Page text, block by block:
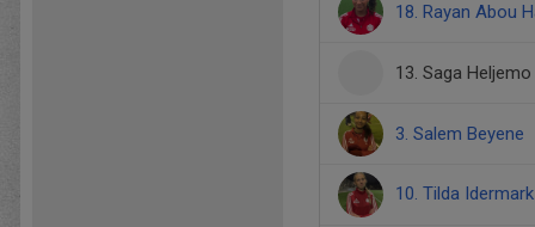
18. Rayan Abou
13. Saga Heljemo
3. Salem Beyene
10. Tilda Idermark